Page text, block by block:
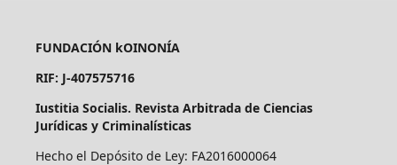
FUNDACIÓN kOINONÍA
RIF: J-407575716
Iustitia Socialis. Revista Arbitrada de Ciencias
Jurídicas y Criminalísticas
Hecho el Depósito de Ley: FA2016000064